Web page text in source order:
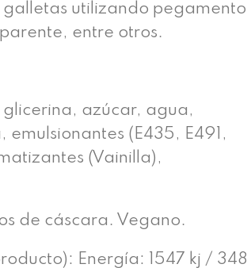
utilizando pegamento
entre otros.
glicerina, azúcar, agua,
(E435, E491,
(Vainilla),
de cáscara. Vegano.
Energía: 1547 kj / 348